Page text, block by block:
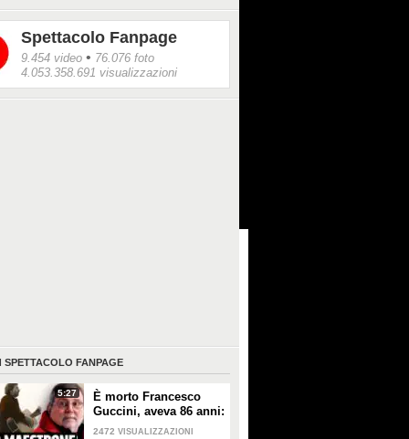
Spettacolo Fanpage
9.454 video • 76.076 foto
4.053.358.691 visualizzazioni
SPETTACOLO FANPAGE
5:27
È morto Francesco
Guccini, aveva 86 anni:
è stato uno dei
2472 VISUALIZZAZIONI